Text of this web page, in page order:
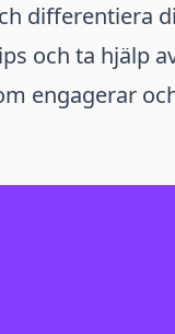
differentiera
och ta hjälp
engagerar